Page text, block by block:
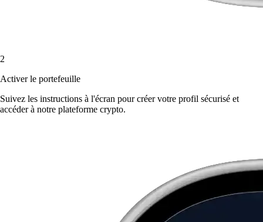
2
Activer le portefeuille
Suivez les instructions à l'écran pour créer votre profil sécurisé et
accéder à notre plateforme crypto.